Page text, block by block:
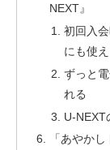
NEXT』
初回入
にも使
ずっと
れる
U-NEXT
「あやか